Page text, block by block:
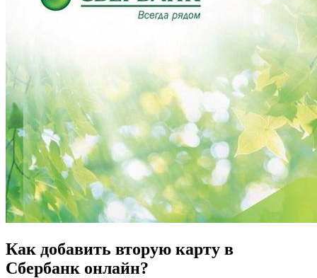
Как добавить вторую карту в
Сбербанк онлайн?